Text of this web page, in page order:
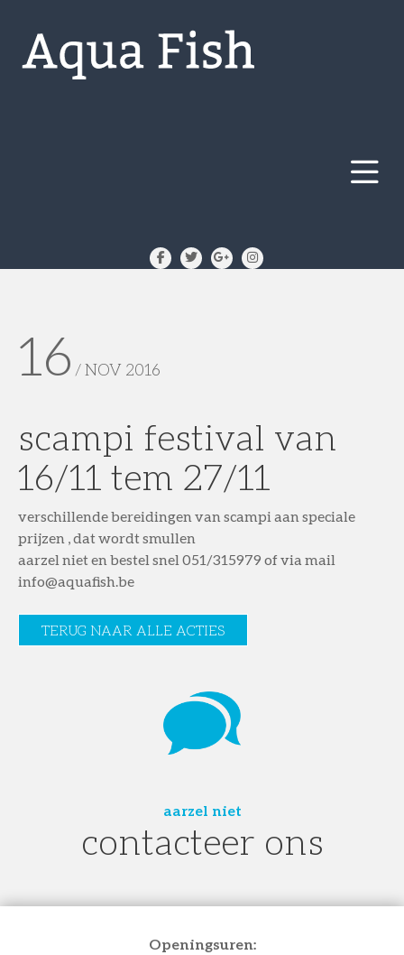
16 / NOV 2016
scampi festival van
16/11 tem 27/11
verschillende bereidingen van scampi aan speciale
prijzen , dat wordt smullen
aarzel niet en bestel snel 051/315979 of via mail
info@aquafish.be
TERUG NAAR ALLE ACTIES
aarzel niet
contacteer ons
Openingsuren: